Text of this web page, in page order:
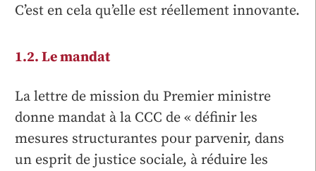
C’est en cela qu’elle est réellement innovante.
1.2. Le mandat
La lettre de mission du Premier ministre
donne mandat à la CCC de « définir les
mesures structurantes pour parvenir, dans
un esprit de justice sociale, à réduire les